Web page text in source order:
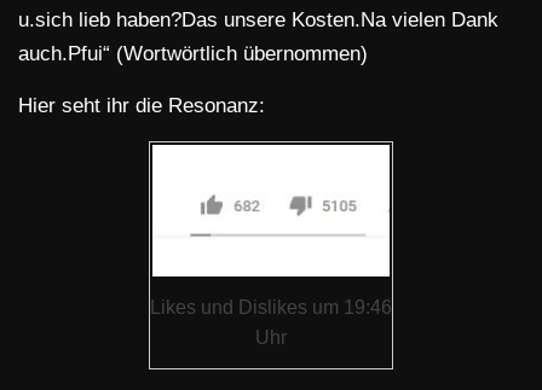
u.sich lieb haben?Das unsere Kosten.Na vielen Dank
auch.Pfui“ (Wortwörtlich übernommen)
Hier seht ihr die Resonanz:
Likes und Dislikes um 19:46
Uhr